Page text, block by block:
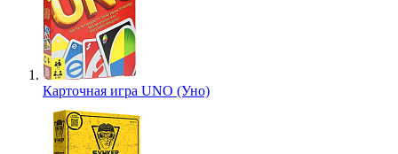
Карточная игра UNO (Уно)